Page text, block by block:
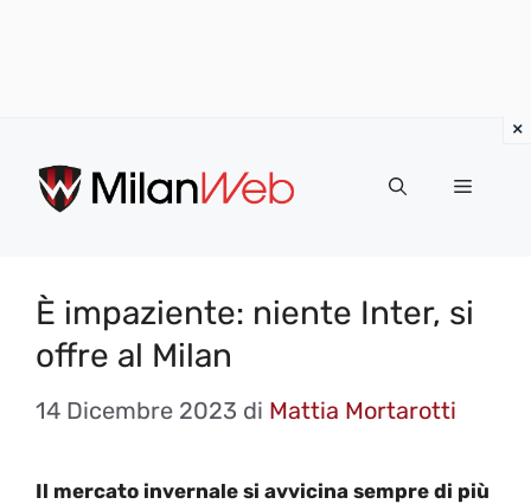
contenuto
MENU
È impaziente: niente Inter, si
offre al Milan
14 Dicembre 2023 di Mattia Mortarotti
Il mercato invernale si avvicina sempre di più